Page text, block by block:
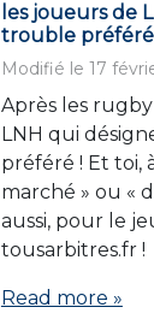
les joueurs de
trouble préféré
Modifié le 17
Après les
LNH qui
préféré ! Et toi,
marché » ou «
aussi, pour le
tousarbitres.fr !
Read more »